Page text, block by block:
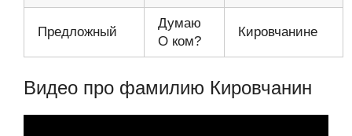
Предложный
Думаю
О ком?
Кировчанине
Видео про фамилию Кировчанин